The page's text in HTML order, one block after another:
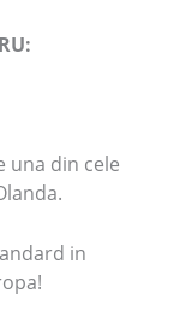
una din cele
in